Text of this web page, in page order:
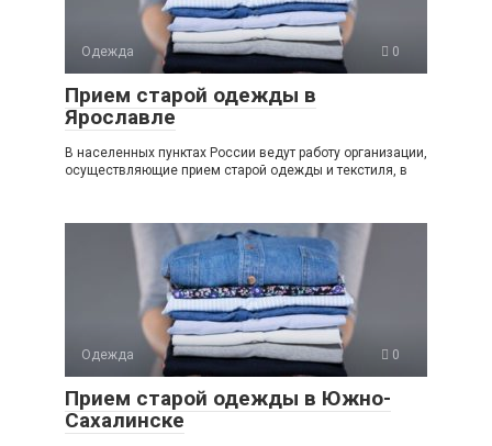
Одежда 0
Прием старой одежды в
Ярославле
В населенных пунктах России ведут работу организации,
осуществляющие прием старой одежды и текстиля, в
Одежда 0
Прием старой одежды в Южно-
Сахалинске